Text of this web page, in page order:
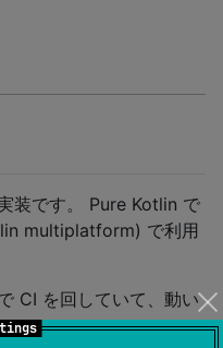
装です。 Pure Kotlin で
multiplatform) で利用
CI を回していて、動い